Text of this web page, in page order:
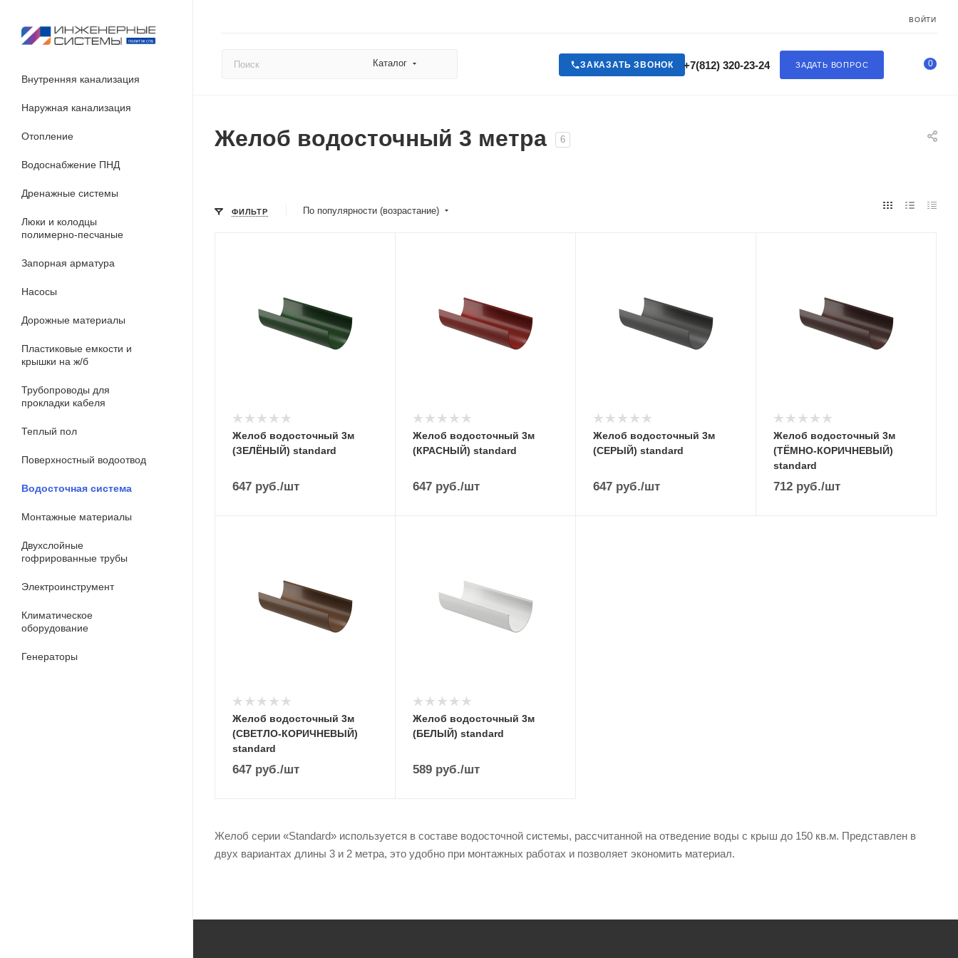
ВОЙТИ
Каталог ЗАДАТЬ ВОПРОС
+7(812) 320-23-24
ЗАКАЗАТЬ ЗВОНОК 0
Внутренняя канализация
Наружная канализация
Отопление
Водоснабжение ПНД
Дренажные системы
Люки и колодцы
полимерно-песчаные
Запорная арматура
Насосы
Дорожные материалы
Пластиковые емкости и
крышки на ж/б
Трубопроводы для
прокладки кабеля
Теплый пол
Поверхностный водоотвод
Водосточная система
Монтажные материалы
Двухслойные
гофрированные трубы
Электроинструмент
Климатическое
оборудование
Генераторы
Желоб водосточный 3 метра 6
ФИЛЬТР По популярности (возрастание)
Желоб водосточный 3м
(ЗЕЛЁНЫЙ) standard
647 руб./шт
Желоб водосточный 3м
(КРАСНЫЙ) standard
647 руб./шт
Желоб водосточный 3м
(СЕРЫЙ) standard
647 руб./шт
Желоб водосточный 3м
(ТЁМНО-КОРИЧНЕВЫЙ)
standard
712 руб./шт
Желоб водосточный 3м
(СВЕТЛО-КОРИЧНЕВЫЙ)
standard
647 руб./шт
Желоб водосточный 3м
(БЕЛЫЙ) standard
589 руб./шт
Желоб серии «Standard» используется в составе водосточной системы, рассчитанной на отведение воды с крыш до 150 кв.м. Представлен в
двух вариантах длины 3 и 2 метра, это удобно при монтажных работах и позволяет экономить материал.